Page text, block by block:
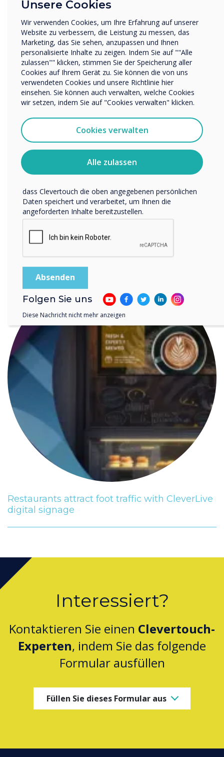
Restaurants attract foot traffic with CleverLive
digital signage
“
digital signage in windows
facing outward captures the
attention of foot and
vehicular traffic.
Interessiert?
Kontaktieren Sie einen Clevertouch-
Experten, indem Sie das folgende
Formular ausfüllen
Füllen Sie dieses Formular aus
Unsere Cookies
Wir verwenden Cookies, um Ihre Erfahrung auf unserer
Website zu verbessern, die Leistung zu messen, das
Marketing, das Sie sehen, anzupassen und Ihnen
personalisierte Inhalte zu zeigen. Indem Sie auf ""Alle
zulassen"" klicken, stimmen Sie der Speicherung aller
Cookies auf Ihrem Gerät zu. Sie können die von uns
verwendeten Cookies und unsere Richtlinie hier
einsehen. Sie können auch verwalten, welche Cookies
wir setzen, indem Sie auf "Cookies verwalten" klicken.
Cookies verwalten
Alle zulassen
Sonstiges
Name Unternehmen/Einrichtung
Wir möchten Sie gerne per E-Mail, Telefon oder Post
bezüglich unserer Produkte und Dienstleistungen
kontaktieren.
Ich bin damit einverstanden, Mitteilungen von
Sie können diese Benachrichtigungen jederzeit
abbestellen. Weitere Informationen zum Abbestellen, zu
unseren Datenschutzverfahren und dazu, wie wir Ihre
Privatsphäre schützen und respektieren, finden Sie in
unserer Datenschutzrichtlinie.
dass Clevertouch die oben angegebenen persönlichen
Daten speichert und verarbeitet, um Ihnen die
angeforderten Inhalte bereitzustellen.
Folgen Sie uns
Diese Nachricht nicht mehr anzeigen